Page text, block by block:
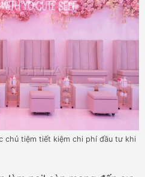
chủ tiệm tiết kiệm chi phí đầu tư khi